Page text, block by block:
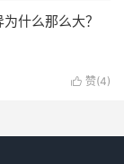
什么那么大？
 赞(4)